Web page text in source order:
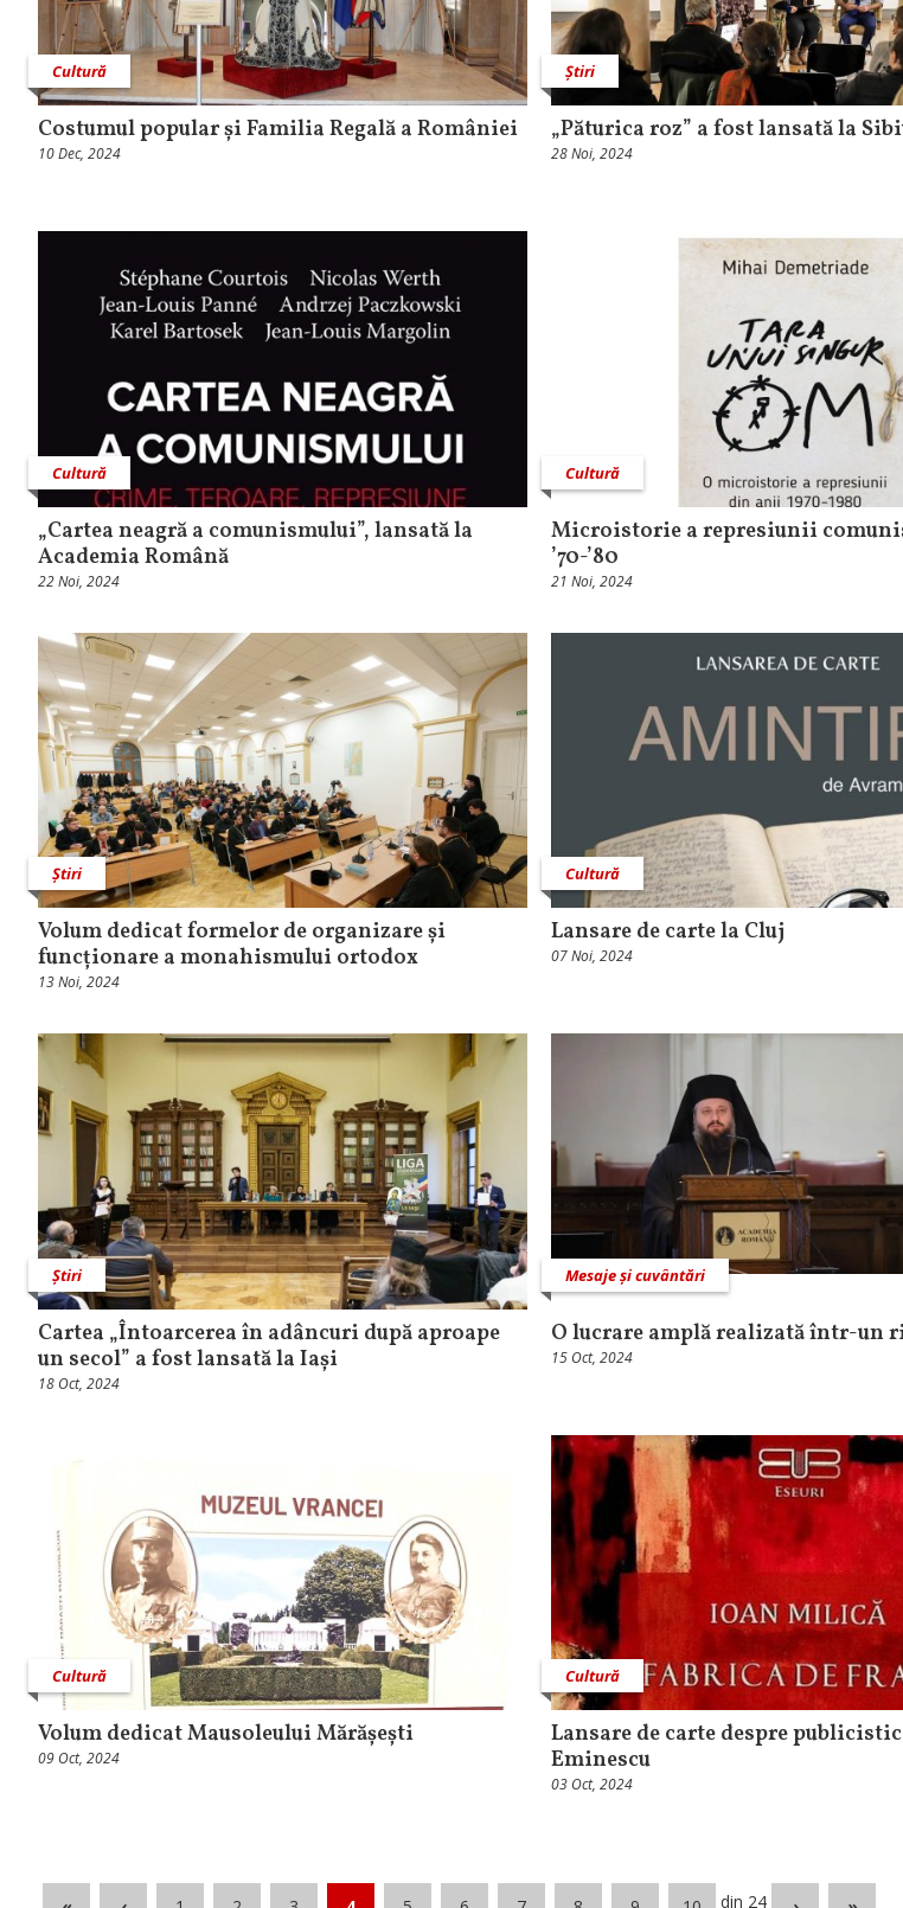
Cultură
Costumul popular și Familia Regală a României
10 Dec, 2024
Știri
„Păturica roz” a fost lansată la
28 Noi, 2024
Cultură
„Cartea neagră a comunismului”, lansată la
Academia Română
22 Noi, 2024
Cultură
Microistorie a represiunii
’70-’80
21 Noi, 2024
Știri
Volum dedicat formelor de organizare și
funcționare a monahismului ortodox
13 Noi, 2024
Cultură
Lansare de carte la Cluj
07 Noi, 2024
Știri
Cartea „Întoarcerea în adâncuri după aproape
un secol” a fost lansată la Iași
18 Oct, 2024
Mesaje și cuvântări
O lucrare amplă realizată într-un
15 Oct, 2024
Cultură
Volum dedicat Mausoleului Mărășești
09 Oct, 2024
Cultură
Lansare de carte despre
Eminescu
03 Oct, 2024
din 24